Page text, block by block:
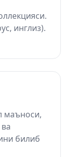
инглиз).
маъноси,
билиб